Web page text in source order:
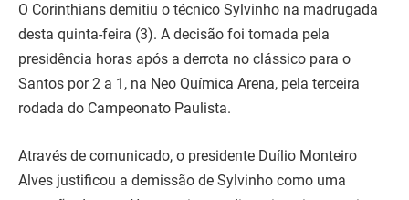
O Corinthians demitiu o técnico Sylvinho na madrugada
desta quinta-feira (3). A decisão foi tomada pela
presidência horas após a derrota no clássico para o
Santos por 2 a 1, na Neo Química Arena, pela terceira
rodada do Campeonato Paulista.
Através de comunicado, o presidente Duílio Monteiro
Alves justificou a demissão de Sylvinho como uma